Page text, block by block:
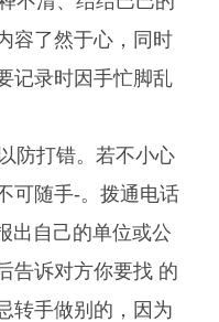
容了然于心，同时
记录时因手忙脚乱
防打错。若不小心
可随手-。拨通电话
出自己的单位或公
告诉对方你要找 的
转手做别的，因为